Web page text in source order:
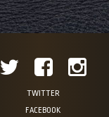
TWITTER
FACEBOOK